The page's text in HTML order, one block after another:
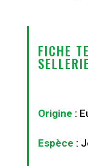
FICHE
SELLERIE
Origine :
Espèce :